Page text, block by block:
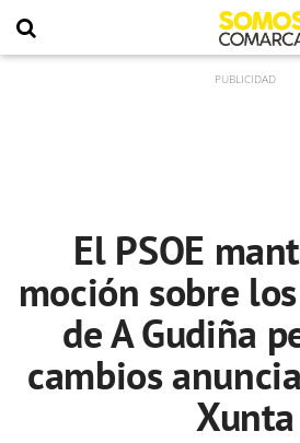
El PSOE
moción sobre
de A Gudiña
cambios
Xunta